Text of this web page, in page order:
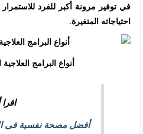
في توفير مرونة أكبر للفرد
احتياجاته المتغيرة.
أنواع البرامج
أفضل مصحة نفسية فى